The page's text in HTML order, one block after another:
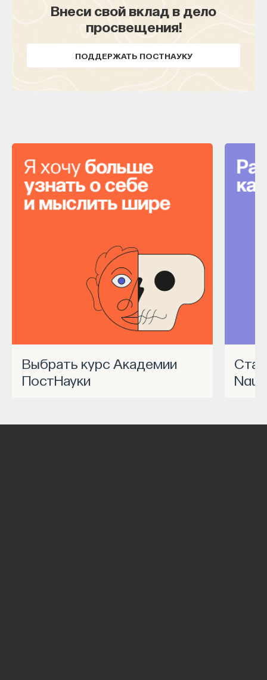
Внеси свой вклад в дело
просвещения!
ПОДДЕРЖАТЬ ПОСТНАУКУ
Выбрать курс Академии
ПостНауки
Станьте частью программы
просвещения!
ПОДДЕРЖАТЬ ПОСТНАУКУ